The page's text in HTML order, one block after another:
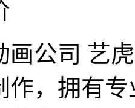
公司 艺
作，拥有